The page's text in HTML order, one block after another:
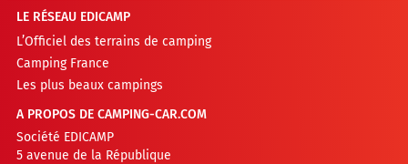
LE RÉSEAU EDICAMP
L’Officiel des terrains de camping
Camping France
Les plus beaux campings
A PROPOS DE CAMPING-CAR.COM
Société EDICAMP
5 avenue de la République